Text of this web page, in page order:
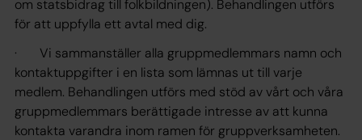
om statsbidrag till folkbildningen). Behandlingen utförs
för att uppfylla ett avtal med dig.
· Vi sammanställer alla gruppmedlemmars namn och
kontaktuppgifter i en lista som lämnas ut till varje
medlem. Behandlingen utförs med stöd av vårt och våra
gruppmedlemmars berättigade intresse av att kunna
kontakta varandra inom ramen för gruppverksamheten.